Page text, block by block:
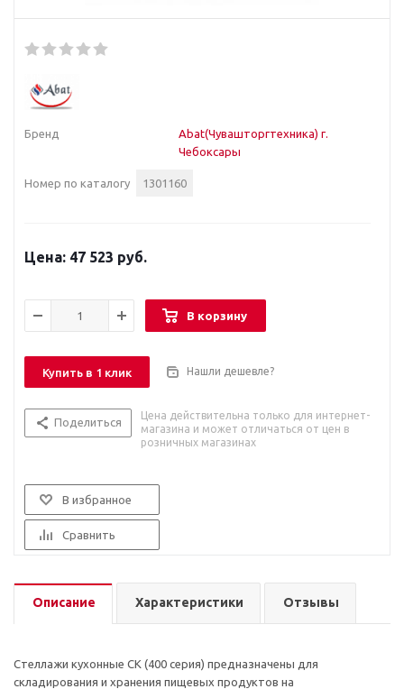
Бренд
Abat(Чувашторгтехника) г.
Чебоксары
Номер по каталогу 1301160
47 523 руб.
В корзину
Купить в 1 клик Нашли дешевле?
Поделиться
Цена действительна только для интернет-
магазина и может отличаться от цен в
розничных магазинах
В избранное
Сравнить
Описание Характеристики Отзывы
Стеллажи кухонные СК (400 серия) предназначены для
складирования и хранения пищевых продуктов на